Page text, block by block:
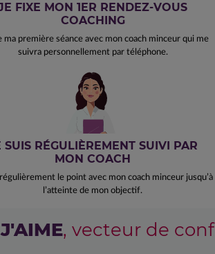
FIXE MON 1ER RENDEZ-VOUS
COACHING
ma première séance avec mon coach minceur qui me
suivra personnellement par téléphone.
SUIS RÉGULIÈREMENT SUIVI PAR
MON COACH
le point avec mon coach minceur jusqu’à
l’atteinte de mon objectif.
, vecteur de